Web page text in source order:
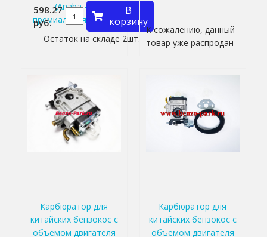
(Anaba —
премиальная серия)
598.27
руб.
В
корзину
Остаток на складе 2шт.
К сожалению, данный
товар уже распродан
Карбюратор для
китайских бензокос с
объемом двигателя
Карбюратор для
китайских бензокос с
объемом двигателя